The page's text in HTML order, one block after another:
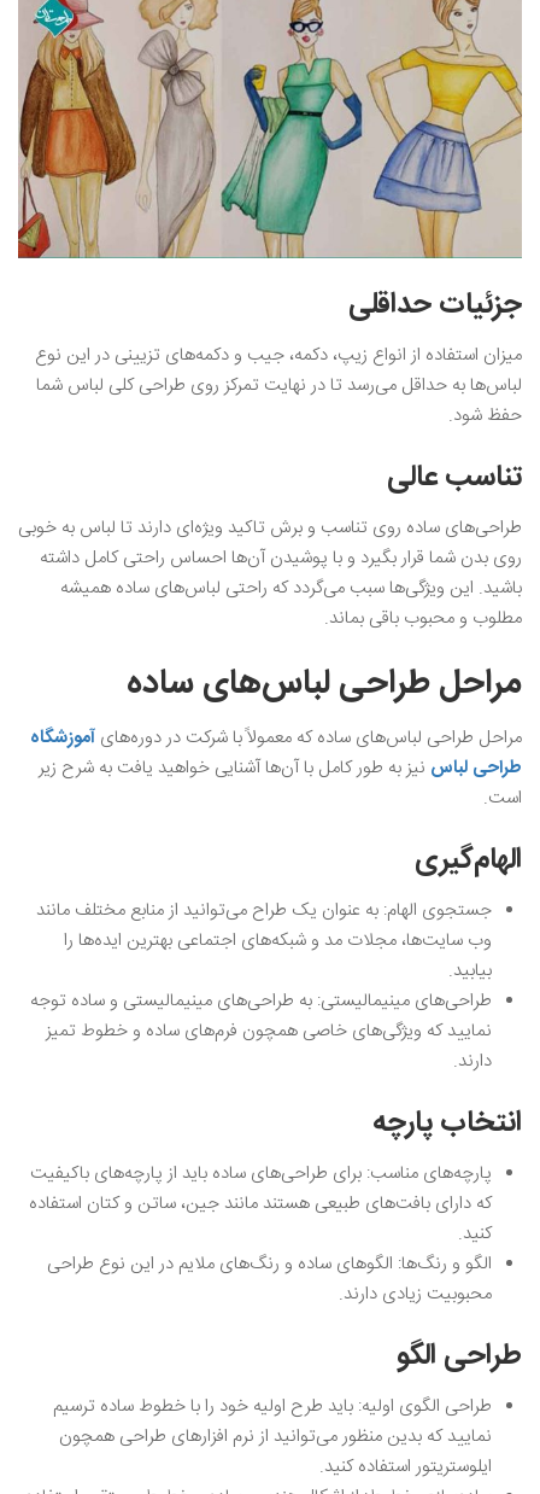
جزئیات حداقلی
میزان استفاده از انواع زیپ، دکمه، جیب و دکمه‌های تزیینی در این نوع
لباس‌ها به حداقل می‌رسد تا در نهایت تمرکز روی طراحی کلی لباس شما
حفظ شود.
تناسب عالی
طراحی‌های ساده روی تناسب و برش تاکید ویژه‌ای دارند تا لباس به خوبی
روی بدن شما قرار بگیرد و با پوشیدن آن‌ها احساس راحتی کامل داشته
باشید. این ویژگی‌ها سبب می‌گردد که راحتی لباس‌های ساده همیشه
مطلوب و محبوب باقی بماند.
مراحل طراحی لباس‌های ساده
مراحل طراحی لباس‌های ساده که معمولاً با شرکت در دوره‌های آموزشگاه
طراحی لباس نیز به طور کامل با آن‌ها آشنایی خواهید یافت به شرح زیر
است.
الهام‌گیری
جستجوی الهام: به عنوان یک طراح می‌توانید از منابع مختلف مانند
وب سایت‌ها، مجلات مد و شبکه‌های اجتماعی بهترین ایده‌ها را
بیابید.
طراحی‌های مینیمالیستی: به طراحی‌های مینیمالیستی و ساده توجه
نمایید که ویژگی‌های خاصی همچون فرم‌های ساده و خطوط تمیز
دارند.
انتخاب پارچه
پارچه‌های‌ مناسب: برای طراحی‌های ساده باید از پارچه‌های باکیفیت
که دارای بافت‌های طبیعی هستند مانند جین، ساتن و کتان استفاده
کنید‌.
الگو و رنگ‌ها: الگوهای ساده و رنگ‌های ملایم در این نوع طراحی
محبوبیت زیادی دارند.
طراحی الگو
طراحی الگوی اولیه: باید طرح اولیه خود را با خطوط ساده ترسیم
نمایید که بدین منظور می‌توانید از نرم ‌افزارهای طراحی همچون
ایلوستریتور استفاده کنید.